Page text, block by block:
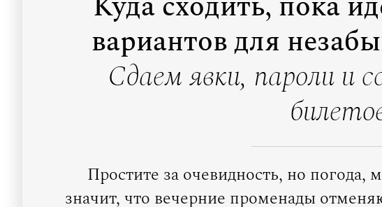
вариантов для
Сдаем явки, пароли и
Простите за очевидность, но погода,
значит, что вечерние променады